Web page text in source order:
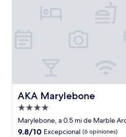
AKA Marylebone
AKA Marylebone
Propiedad
de
4.0
Marylebone, a 0.5 mi de Marble
9.8
9.8/10 Excepcional (6 opiniones)